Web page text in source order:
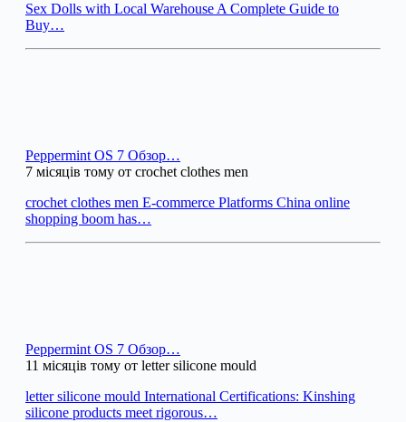
Sex Dolls with Local Warehouse A Complete Guide to
Buy…
Peppermint OS 7 Обзор…
7 місяців тому от crochet clothes men
crochet clothes men E-commerce Platforms China online
shopping boom has…
Peppermint OS 7 Обзор…
11 місяців тому от letter silicone mould
letter silicone mould International Certifications: Kinshing
silicone products meet rigorous…